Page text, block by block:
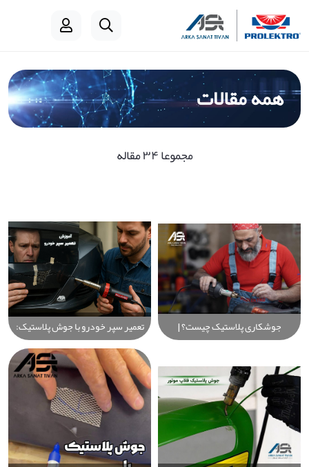
همه مقالات
مجموعا ۳۴ مقاله
جوشکاری پلاستیک چیست؟ |
راهنمای کامل خرید تجهیزات جوش
تعمیر سپر خودرو با جوش پلاستیک:
راهنمای جامع رفع ترک، شکستگی و
آسیب‌های پلاستیکی سپر به‌صورت
حرفه‌ای